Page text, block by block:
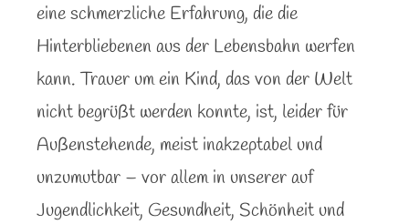
eine schmerzliche Erfahrung, die die
Hinterbliebenen aus der Lebensbahn werfen
kann. Trauer um ein Kind, das von der Welt
nicht begrüßt werden konnte, ist, leider für
Außenstehende, meist inakzeptabel und
unzumutbar – vor allem in unserer auf
Jugendlichkeit, Gesundheit, Schönheit und